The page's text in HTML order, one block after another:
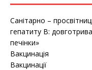
Санітарно –
гепатиту B:
печінки»
Вакцинація
Вакцинації